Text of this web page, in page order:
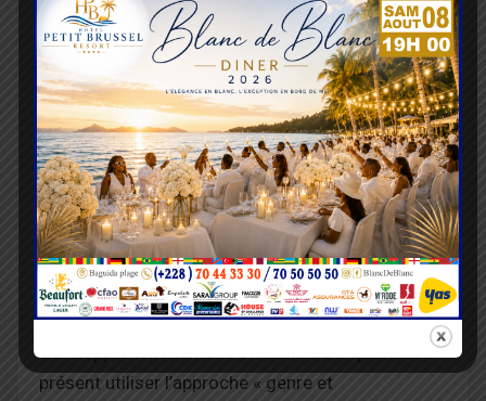
elles.
En 1995, la Conférence mondiale de Pékin
(Beijing), organisée par l’ONU sur la situation des
femmes, a marqué une rupture dans la manière
de prendre en compte les intérêts des femmes et
leur participation aux processus de
développement humain. On considère qu’il faut à
présent utiliser l’approche « genre et